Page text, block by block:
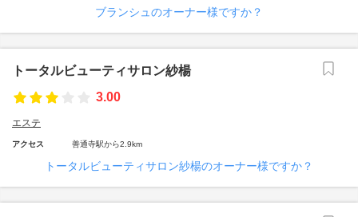
ブランシュのオーナー様ですか？
トータルビューティサロン紗楊
3.00
エステ
アクセス 善通寺駅から2.9km
トータルビューティサロン紗楊のオーナー様ですか？